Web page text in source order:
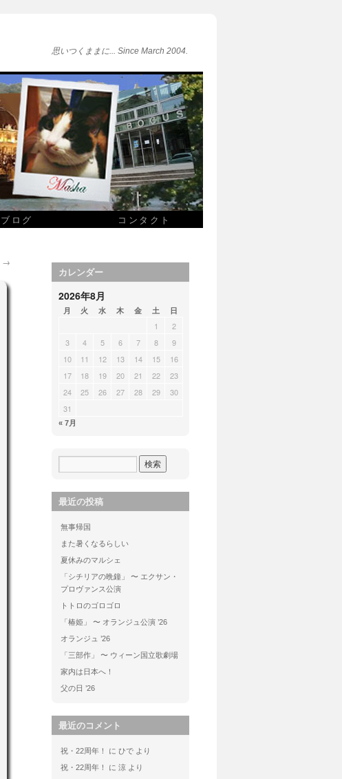
思いつくままに... Since March 2004.
ブログ コンタクト
→
カレンダー
2026年8月
月 火 水 木 金 土 日
1
2
3
4 5 6 7 8
9
10
11 12 13 14 15
16
17
18 19 20 21 22
23
24
25 26 27 28 29
30
31
« 7月
最近の投稿
無事帰国
また暑くなるらしい
夏休みのマルシェ
「シチリアの晩鐘」 〜 エクサン・
プロヴァンス公演
トトロのゴロゴロ
「椿姫」 〜 オランジュ公演 ’26
オランジュ ’26
「三部作」 〜 ウィーン国立歌劇場
家内は日本へ！
父の日 ’26
最近のコメント
祝・22周年！ に ひで より
祝・22周年！
に 涼 より